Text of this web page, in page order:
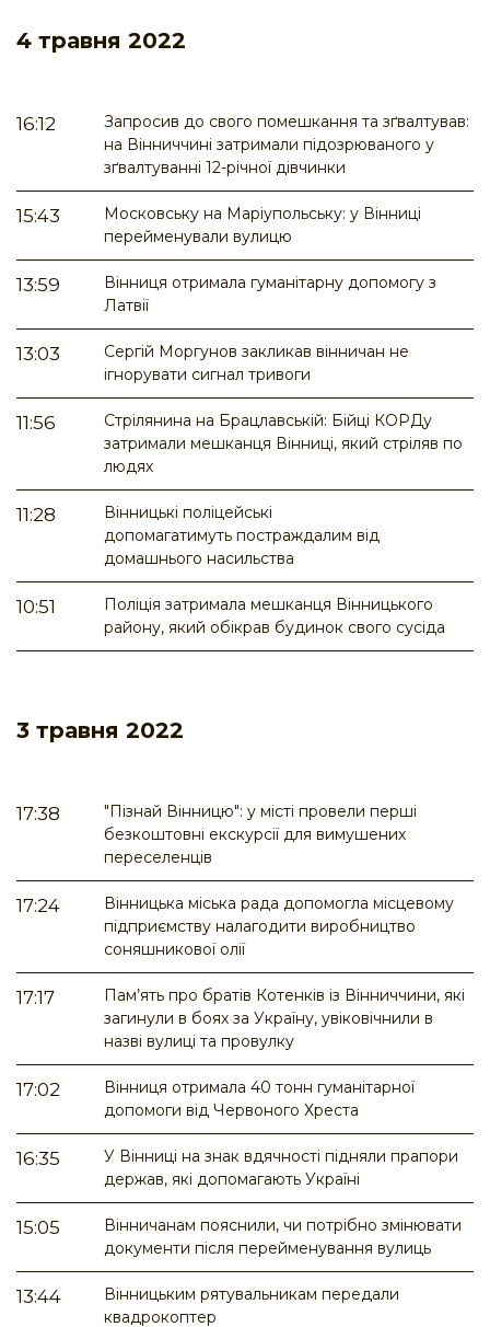
4 травня 2022
16:12
Запросив до свого помешкання та зґвалтував:
на Вінниччині затримали підозрюваного у
зґвалтуванні 12-річної дівчинки
15:43
Московську на Маріупольську: у Вінниці
перейменували вулицю
13:59
Вінниця отримала гуманітарну допомогу з
Латвії
13:03
Сергій Моргунов закликав вінничан не
ігнорувати сигнал тривоги
11:56
Стрілянина на Брацлавській: Бійці КОРДу
затримали мешканця Вінниці, який стріляв по
людях
11:28
Вінницькі поліцейські
допомагатимуть постраждалим від
домашнього насильства
10:51
Поліція затримала мешканця Вінницького
району, який обікрав будинок свого сусіда
3 травня 2022
17:38
"Пізнай Вінницю": у місті провели перші
безкоштовні екскурсії для вимушених
переселенців
17:24
Вінницька міська рада допомогла місцевому
підприємству налагодити виробництво
соняшникової олії
17:17
Пам’ять про братів Котенків із Вінниччини, які
загинули в боях за Україну, увіковічнили в
назві вулиці та провулку
17:02
Вінниця отримала 40 тонн гуманітарної
допомоги від Червоного Хреста
16:35
У Вінниці на знак вдячності підняли прапори
держав, які допомагають Україні
15:05
Вінничанам пояснили, чи потрібно змінювати
документи після перейменування вулиць
13:44
Вінницьким рятувальникам передали
квадрокоптер